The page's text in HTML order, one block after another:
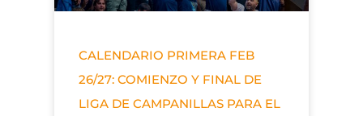
CALENDARIO PRIMERA FEB
26/27: COMIENZO Y FINAL DE
LIGA DE CAMPANILLAS PARA EL